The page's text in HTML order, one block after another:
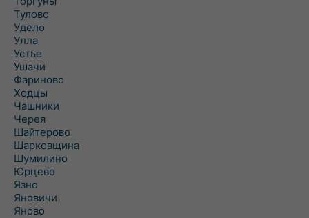
Тулово
Удело
Улла
Устье
Ушачи
Фариново
Ходцы
Чашники
Черея
Шайтерово
Шарковщина
Шумилино
Юрцево
Язно
Яновичи
Яново